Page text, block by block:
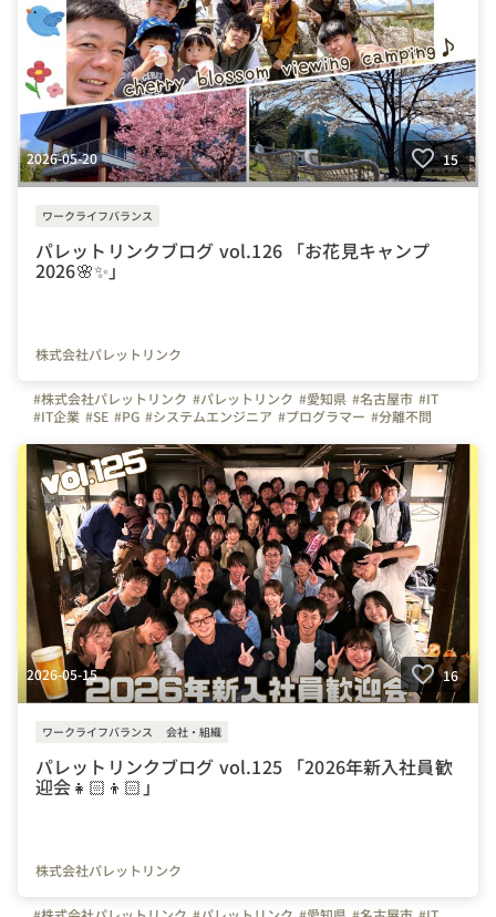
2026-05-20 15
ワークライフバランス
パレットリンクブログ vol.126 「お花見キャンプ
2026🌸✨」
株式会社パレットリンク
#株式会社パレットリンク #パレットリンク #愛知県 #名古屋市 #IT
#IT企業 #SE #PG #システムエンジニア #プログラマー #分離不問
#テレワーク #在宅勤務 #自慢の福利厚生 #写真で伝える会社の雰囲気
#社内イベント #休日 #同好会 #キャンプ同好会 #キャンプ #お花見
#つながりを大切に
#色とりどりの未来をITで #パレットリンクブログ
2026-05-15 16
ワークライフバランス 会社・組織
パレットリンクブログ vol.125 「2026年新入社員歓
迎会👧🏻👦🏻」
株式会社パレットリンク